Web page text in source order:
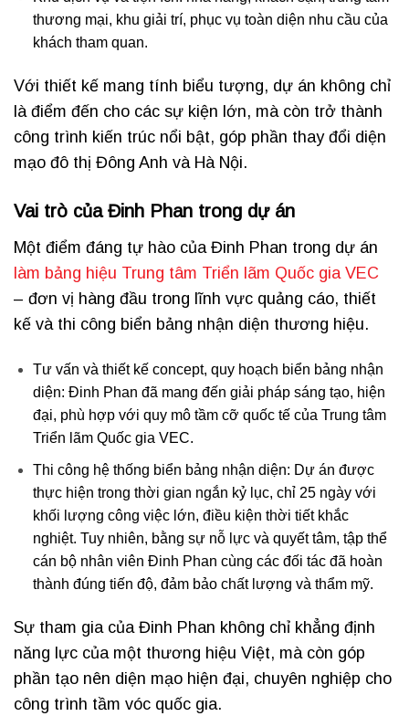
thương mại, khu giải trí, phục vụ toàn diện nhu cầu của
khách tham quan.
Với thiết kế mang tính biểu tượng, dự án không chỉ
là điểm đến cho các sự kiện lớn, mà còn trở thành
công trình kiến trúc nổi bật, góp phần thay đổi diện
mạo đô thị Đông Anh và Hà Nội.
Vai trò của Đinh Phan trong dự án
Một điểm đáng tự hào của Đinh Phan trong dự án
làm bảng hiệu Trung tâm Triển lãm Quốc gia VEC
– đơn vị hàng đầu trong lĩnh vực quảng cáo, thiết
kế và thi công biển bảng nhận diện thương hiệu.
Tư vấn và thiết kế concept, quy hoạch biển bảng nhận
diện: Đinh Phan đã mang đến giải pháp sáng tạo, hiện
đại, phù hợp với quy mô tầm cỡ quốc tế của Trung tâm
Triển lãm Quốc gia VEC.
Thi công hệ thống biển bảng nhận diện: Dự án được
thực hiện trong thời gian ngắn kỷ lục, chỉ 25 ngày với
khối lượng công việc lớn, điều kiện thời tiết khắc
nghiệt. Tuy nhiên, bằng sự nỗ lực và quyết tâm, tập thể
cán bộ nhân viên Đinh Phan cùng các đối tác đã hoàn
thành đúng tiến độ, đảm bảo chất lượng và thẩm mỹ.
Sự tham gia của Đinh Phan không chỉ khẳng định
năng lực của một thương hiệu Việt, mà còn góp
phần tạo nên diện mạo hiện đại, chuyên nghiệp cho
công trình tầm vóc quốc gia.